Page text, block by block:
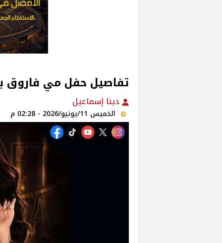
تفاصيل حفل مي فاروق
دينا إسماعيل
الخميس 11/يونيو/2026 - 02:28 م